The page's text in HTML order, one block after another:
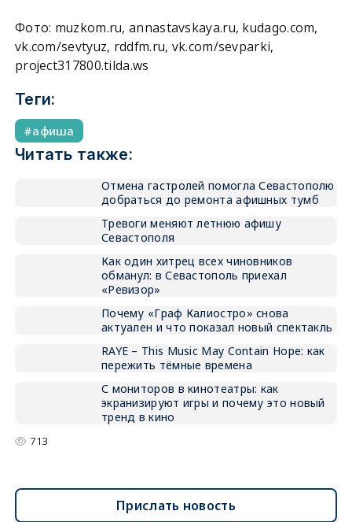
Фото: muzkom.ru, annastavskaya.ru, kudago.com,
vk.com/sevtyuz, rddfm.ru, vk.com/sevparki,
project317800.tilda.ws
Теги:
афиша
Читать также:
Отмена гастролей помогла Севастополю
добраться до ремонта афишных тумб
Тревоги меняют летнюю афишу
Севастополя
Как один хитрец всех чиновников
обманул: в Севастополь приехал
«Ревизор»
Почему «Граф Калиостро» снова
актуален и что показал новый спектакль
RAYE – This Music May Contain Hope: как
пережить тёмные времена
С мониторов в кинотеатры: как
экранизируют игры и почему это новый
тренд в кино
713
Прислать новость